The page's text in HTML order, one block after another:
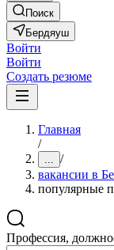
Поиск
Бердяуш
Войти
Войти
Создать резюме
Главная
/
... /
вакансии в
популярные
Профессия,